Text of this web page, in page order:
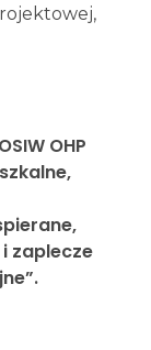
OHP
zaplecze